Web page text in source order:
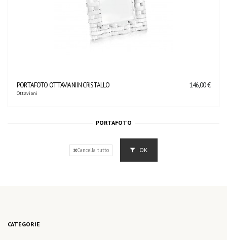
PORTAFOTO OTTAVIANI IN CRISTALLO
Ottaviani
146,00 €
PORTAFOTO
Cancella tutto OK
CATEGORIE